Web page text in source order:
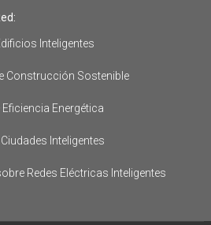
Inteligentes
Construcción Sostenible
Eficiencia Energética
Inteligentes
Redes Eléctricas Inteligentes